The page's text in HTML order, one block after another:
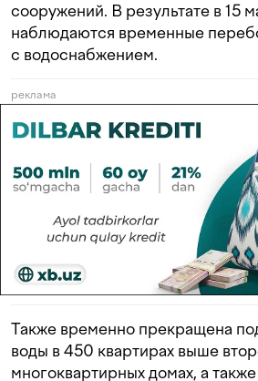
сооружений. В результате в 15
наблюдаются временные
с водоснабжением.
реклама
Также временно прекращена
воды в 450 квартирах выше
многоквартирных домах, а